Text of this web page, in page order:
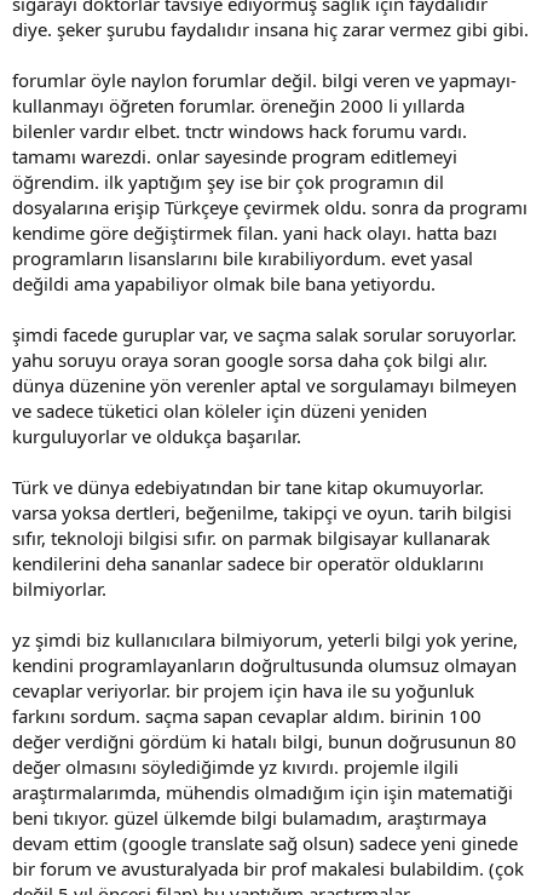
diye. şeker şurubu faydalıdır insana hiç zarar vermez gibi gibi.
forumlar öyle naylon forumlar değil. bilgi veren ve yapmayı-
kullanmayı öğreten forumlar. öreneğin 2000 li yıllarda
bilenler vardır elbet. tnctr windows hack forumu vardı.
tamamı warezdi. onlar sayesinde program editlemeyi
öğrendim. ilk yaptığım şey ise bir çok programın dil
dosyalarına erişip Türkçeye çevirmek oldu. sonra da programı
kendime göre değiştirmek filan. yani hack olayı. hatta bazı
programların lisanslarını bile kırabiliyordum. evet yasal
değildi ama yapabiliyor olmak bile bana yetiyordu.
şimdi facede guruplar var, ve saçma salak sorular soruyorlar.
yahu soruyu oraya soran google sorsa daha çok bilgi alır.
dünya düzenine yön verenler aptal ve sorgulamayı bilmeyen
ve sadece tüketici olan köleler için düzeni yeniden
kurguluyorlar ve oldukça başarılar.
Türk ve dünya edebiyatından bir tane kitap okumuyorlar.
varsa yoksa dertleri, beğenilme, takipçi ve oyun. tarih bilgisi
sıfır, teknoloji bilgisi sıfır. on parmak bilgisayar kullanarak
kendilerini deha sananlar sadece bir operatör olduklarını
bilmiyorlar.
yz şimdi biz kullanıcılara bilmiyorum, yeterli bilgi yok yerine,
kendini programlayanların doğrultusunda olumsuz olmayan
cevaplar veriyorlar. bir projem için hava ile su yoğunluk
farkını sordum. saçma sapan cevaplar aldım. birinin 100
değer verdiğni gördüm ki hatalı bilgi, bunun doğrusunun 80
değer olmasını söylediğimde yz kıvırdı. projemle ilgili
araştırmalarımda, mühendis olmadığım için işin matematiği
beni tıkıyor. güzel ülkemde bilgi bulamadım, araştırmaya
devam ettim (google translate sağ olsun) sadece yeni ginede
bir forum ve avusturalyada bir prof makalesi bulabildim. (çok